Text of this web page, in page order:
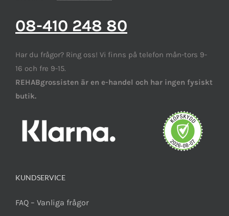
08-410 248 80
Har du frågor? Ring oss! Vi finns på telefon mån-tors 9-
16 och fre 9-15.
REHABgrossisten är en e-handel och har ingen fysiskt
butik.
KUNDSERVICE
FAQ – Vanliga frågor